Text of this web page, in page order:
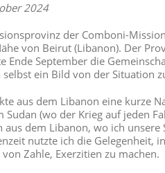
2024
der Comboni-
von Beirut (Libanon). Der
Ende September die
selbst ein Bild von der Situation
aus dem Libanon eine kurze
Sudan (wo der Krieg auf jeden
aus dem Libanon, wo ich
nutzte ich die Gelegenheit,
von Zahle, Exerzitien zu machen.